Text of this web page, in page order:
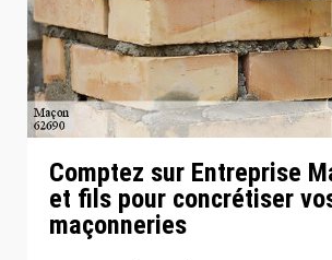
Comptez sur Entreprise
et fils pour concrétiser
maçonneries